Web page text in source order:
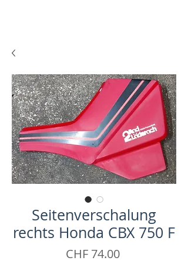
Seitenverschalung
rechts Honda CBX 750 F
CHF 74.00Price